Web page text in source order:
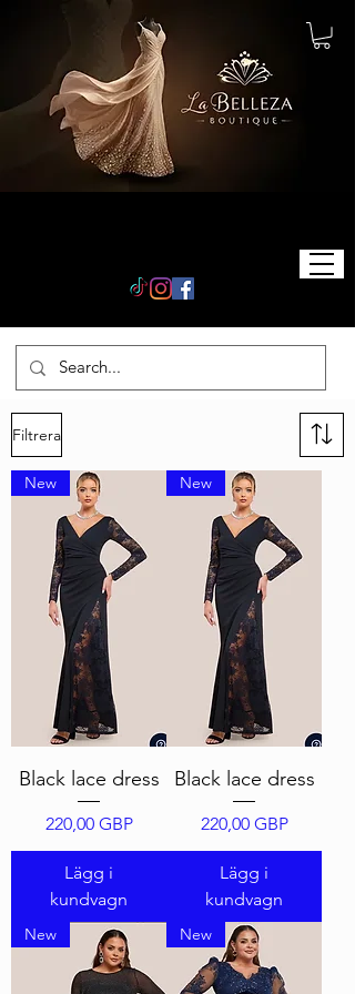
Filtrera
New
Black lace dress
Pris
220,00 GBP
Lägg i
kundvagn
New
Black lace dress
Pris
220,00 GBP
Lägg i
kundvagn
New New